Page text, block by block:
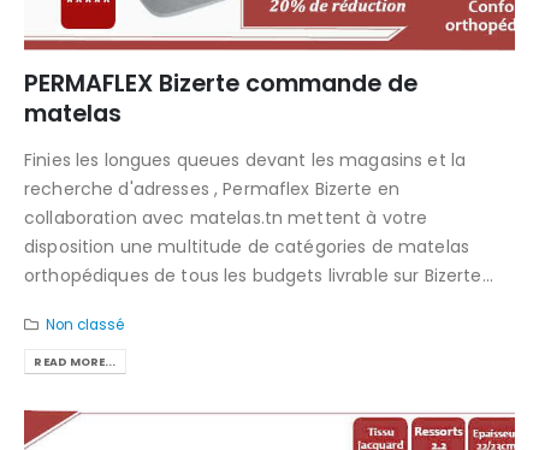
PERMAFLEX Bizerte commande de
matelas
Finies les longues queues devant les magasins et la
recherche d'adresses , Permaflex Bizerte en
collaboration avec matelas.tn mettent à votre
disposition une multitude de catégories de matelas
orthopédiques de tous les budgets livrable sur Bizerte...
Non classé
READ MORE...